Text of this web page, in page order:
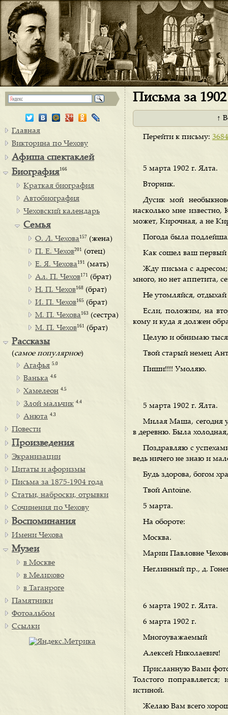
Письма за
↑
Перейти к письму: 3684
5 марта 1902 г. Ялта.
Вторник.
Дусик мой
насколько мне
может, Кирочная, а не
Погода была
Как сошел ваш первый
Жду письма с адресом;
много, но нет аппетита,
Не утомляйся,
Если, положим, на
кому и куда я должен
Целую и обнимаю
Твой старый немец
Пиши!!!! Умоляю.
5 марта 1902 г. Ялта.
Милая Маша, сегодня
в деревню. Была
Поздравляю с
ведь ничего не знаю и
Будь здорова, богом
Твой Antoine.
5 марта.
На обороте:
Москва.
Марии Павловне
Неглинный пр., д.
6 марта 1902 г. Ялта.
6 марта 1902 г.
Многоуважаемый
Алексей Николаевич!
Присланную Вами
Толстого поправляется;
истиной.
Желаю Вам всего
Главная
Викторина по Чехову
Афиша спектаклей
Биография166
Краткая биография
Автобиография
Чеховский календарь
Семья
О. Л. Чехова 157 (жена)
П. Е. Чехов201 (отец)
Е. Я. Чехова 191 (мать)
Ал. П. Чехов171 (брат)
Н. П. Чехов168 (брат)
И. П. Чехов165 (брат)
М. П. Чехова 163 (сестра)
М. П. Чехов161 (брат)
Рассказы
(самое популярное)
Агафья 5.0
Ванька 4.6
Хамелеон 4.5
Злой мальчик 4.4
Анюта 4.3
Повести
Произведения
Экранизации
Цитаты и афоризмы
Письма за 1875-1904 года
Статьи, наброски, отрывки
Сочинения по Чехову
Воспоминания
Имени Чехова
Музеи
в Москве
в Мелихово
в Таганроге
Памятники
Фотоальбом
Ссылки